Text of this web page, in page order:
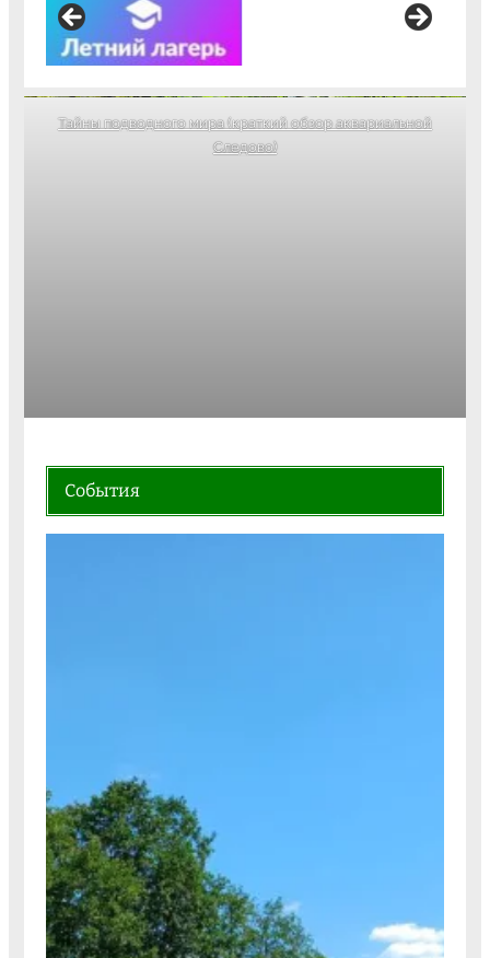
Тайны подводного мира (краткий обзор аквариальной
Следово)
События